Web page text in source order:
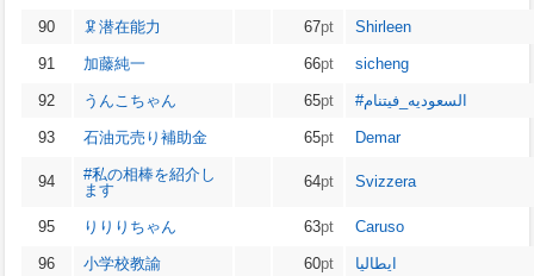
90 🦑 潜在能力 67pt Shirleen
91 加藤純一 66pt sicheng
92 うんこちゃん 65pt #السعوديه_فيتنام
93 石油元売り補助金 65pt Demar
94
#私の相棒を紹介し
ます
64pt Svizzera
95 りりりちゃん 63pt Caruso
96 小学校教諭 60pt ايطاليا